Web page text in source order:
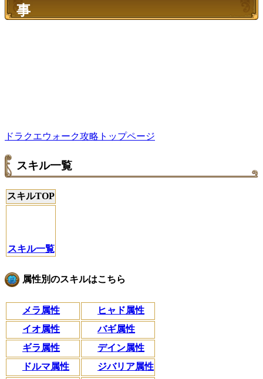
事
ドラクエウォーク攻略トップページ
スキル一覧
スキルTOP
スキル一覧
属性別のスキルはこちら
メラ属性
ヒャド属性
イオ属性
バギ属性
ギラ属性
デイン属性
ドルマ属性
ジバリア属性